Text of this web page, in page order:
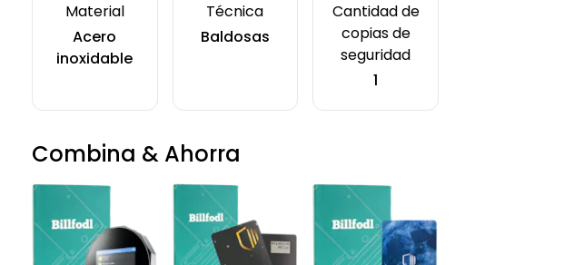
Material
Acero
inoxidable
Técnica
Baldosas
Cantidad de
copias de
seguridad
1
Combina & Ahorra